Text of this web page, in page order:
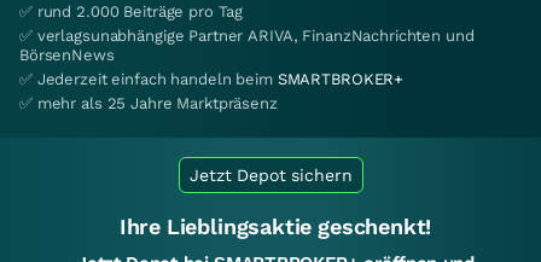
✅ rund 2.000 Beiträge pro Tag
✅ verlagsunabhängige Partner ARIVA, FinanzNachrichten und
BörsenNews
✅ Jederzeit einfach handeln beim SMARTBROKER+
✅ mehr als 25 Jahre Marktpräsenz
Jetzt Depot sichern
Ihre Lieblingsaktie geschenkt!